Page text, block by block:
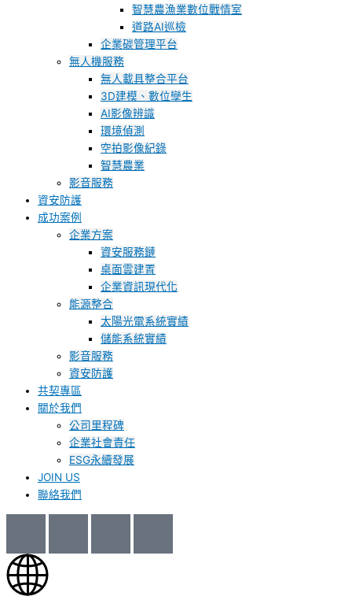
智慧農漁業數位戰情室
道路AI巡檢
企業碳管理平台
無人機服務
無人載具整合平台
3D建模、數位孿生
AI影像辨識
環境偵測
空拍影像紀錄
智慧農業
影音服務
資安防護
成功案例
企業方案
資安服務鏈
桌面雲建置
企業資訊現代化
能源整合
太陽光電系統實績
儲能系統實績
影音服務
資安防護
共契專區
關於我們
公司里程碑
企業社會責任
ESG永續發展
JOIN US
聯絡我們